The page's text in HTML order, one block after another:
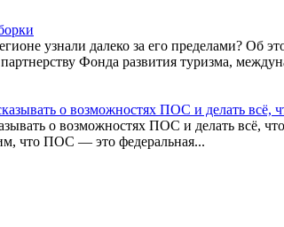
узнали далеко за его пределами?
Фонда развития туризма,
о возможностях ПОС и делать всё,
о возможностях ПОС и делать всё,
что ПОС — это федеральная...